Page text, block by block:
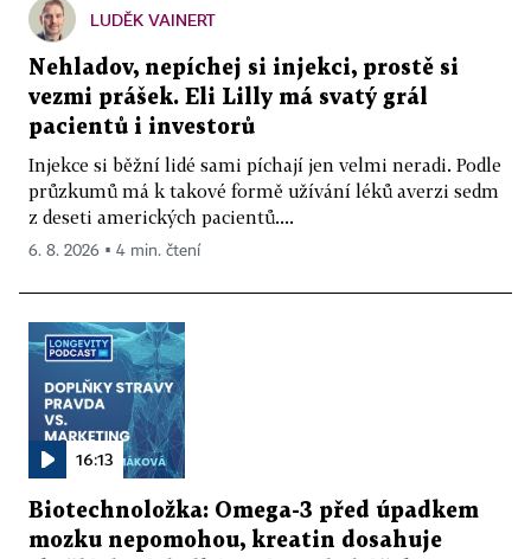
LUDĚK VAINERT
Nehladov, nepíchej si injekci, prostě si
vezmi prášek. Eli Lilly má svatý grál
pacientů i investorů
Injekce si běžní lidé sami píchají jen velmi neradi. Podle
průzkumů má k takové formě užívání léků averzi sedm
z deseti amerických pacientů....
6. 8. 2026 ▪ 4 min. čtení
16:13
Biotechnoložka: Omega-3 před úpadkem
mozku nepomohou, kreatin dosahuje